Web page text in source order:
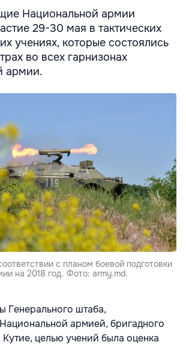
Национальной армии
29-30 мая в тактических
учениях, которые состоялись
во всех гарнизонах
армии.
с планом боевой подготовки
на 2018 год. Фото: army.md.
Генерального штаба,
армией, бригадного
целью учений была оценка